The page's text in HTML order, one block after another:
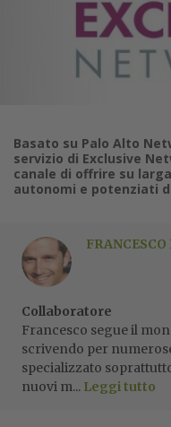
Basato su Palo Alto
servizio di Exclusive
canale di offrire su
autonomi e potenziati
Collaboratore
Francesco segue il
scrivendo per
specializzato
nuovi m... Leggi tutto